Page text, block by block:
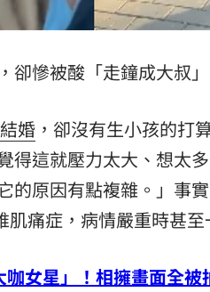
慘被酸「走鐘成大叔」
結婚 ，卻沒有生小孩的打
得這就壓力太大、想太
的原因有點複雜。」事
痛症，病情嚴重時甚至
咖女星」！相擁畫面全